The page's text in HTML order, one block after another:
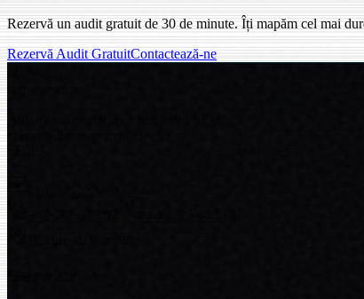
Rezervă un audit gratuit de 30 de minute. Îți mapăm cel mai
Rezervă Audit GratuitContactează-ne